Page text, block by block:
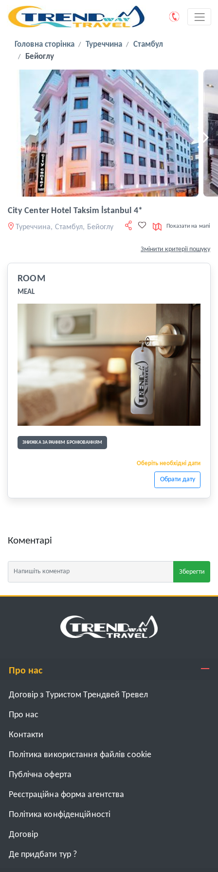
Головна сторінка Туреччина
Стамбул
Бейоглу
City Center Hotel Taksim İstanbul 4*
Туреччина, Стамбул, Бейоглу Показати на мапі
Змінити критерії пошуку
ROOM
MEAL
ЗНИЖКА ЗА РАННІМ БРОНЮВАННЯМ
Оберіть необхідні дати
Обрати дату
Коментарі
Зберегти
Про нас
Договір з Туристом Трендвей Тревел
Про нас
Контакти
Політика використання файлів cookie
Публічна оферта
Реєстраційна форма агентства
Політика конфіденційності
Договiр
Де придбати тур ?